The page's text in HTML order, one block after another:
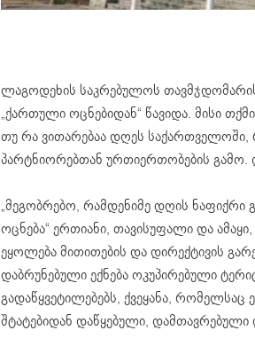
ლაგოდეხის საკრებულოს
„ქართული ოცნებიდან“ წავიდა. მისი
თუ რა ვითარებაა დღეს საქართველოში,
პარტნიორებთან ურთიერთობების გამო.
„მეგობრებო, რამდენიმე დღის ნაფიქრი
ოცნება“ ერთიანი, თავისუფალი და
ეყოლება მითითების და დირექტივის
დაბრუნებული ექნება ოკუპირებული
გადაწყვეტილებებს, ქვეყანა,
შტატებიდან დაწყებული,